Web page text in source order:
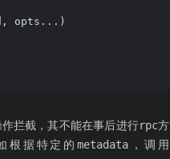
opts...)
拦截，其不能在事后进行rpc方
据特定的metadata，调用